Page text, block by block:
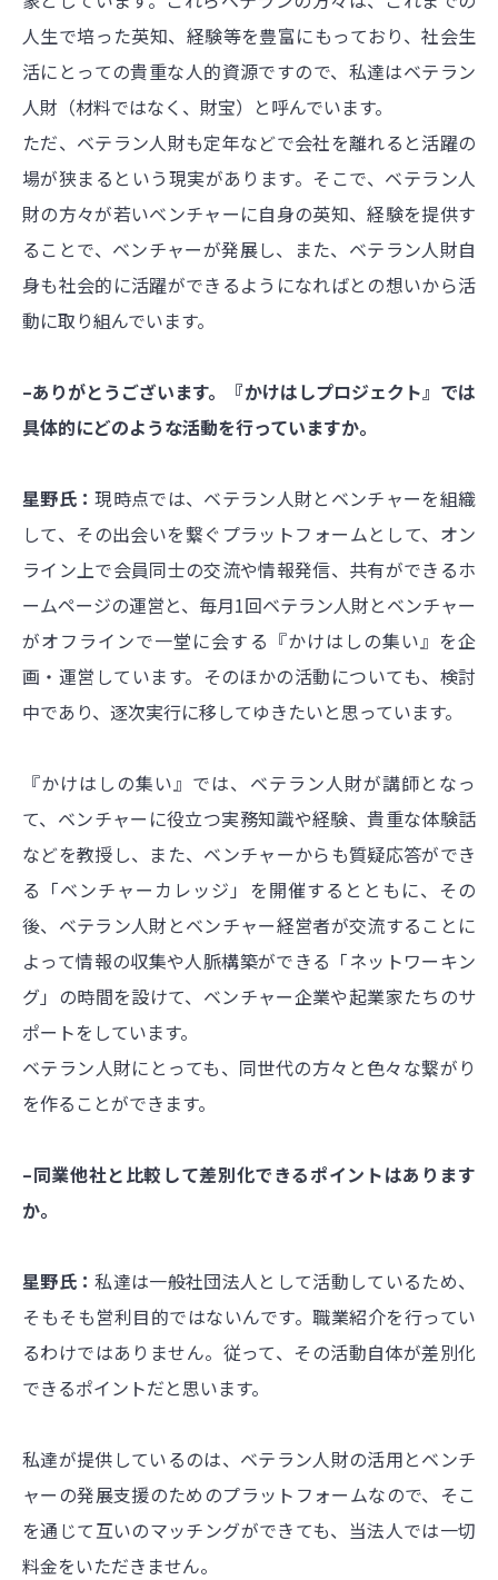
人生で培った英知、経験等を豊富にもっており、社会生
活にとっての貴重な人的資源ですので、私達はベテラン
人財（材料ではなく、財宝）と呼んでいます。
ただ、ベテラン人財も定年などで会社を離れると活躍の
場が狭まるという現実があります。そこで、ベテラン人
財の方々が若いベンチャーに自身の英知、経験を提供す
ることで、ベンチャーが発展し、また、ベテラン人財自
身も社会的に活躍ができるようになればとの想いから活
動に取り組んでいます。
–ありがとうございます。『かけはしプロジェクト』では
具体的にどのような活動を行っていますか。
星野氏：現時点では、ベテラン人財とベンチャーを組織
して、その出会いを繋ぐプラットフォームとして、オン
ライン上で会員同士の交流や情報発信、共有ができるホ
ームページの運営と、毎月1回ベテラン人財とベンチャー
がオフラインで一堂に会する『かけはしの集い』を企
画・運営しています。そのほかの活動についても、検討
中であり、逐次実行に移してゆきたいと思っています。
『かけはしの集い』では、ベテラン人財が講師となっ
て、ベンチャーに役立つ実務知識や経験、貴重な体験話
などを教授し、また、ベンチャーからも質疑応答ができ
る「ベンチャーカレッジ」を開催するとともに、その
後、ベテラン人財とベンチャー経営者が交流することに
よって情報の収集や人脈構築ができる「ネットワーキン
グ」の時間を設けて、ベンチャー企業や起業家たちのサ
ポートをしています。
ベテラン人財にとっても、同世代の方々と色々な繋がり
を作ることができます。
–同業他社と比較して差別化できるポイントはあります
か。
星野氏：私達は一般社団法人として活動しているため、
そもそも営利目的ではないんです。職業紹介を行ってい
るわけではありません。従って、その活動自体が差別化
できるポイントだと思います。
私達が提供しているのは、ベテラン人財の活用とベンチ
ャーの発展支援のためのプラットフォームなので、そこ
を通じて互いのマッチングができても、当法人では一切
料金をいただきません。